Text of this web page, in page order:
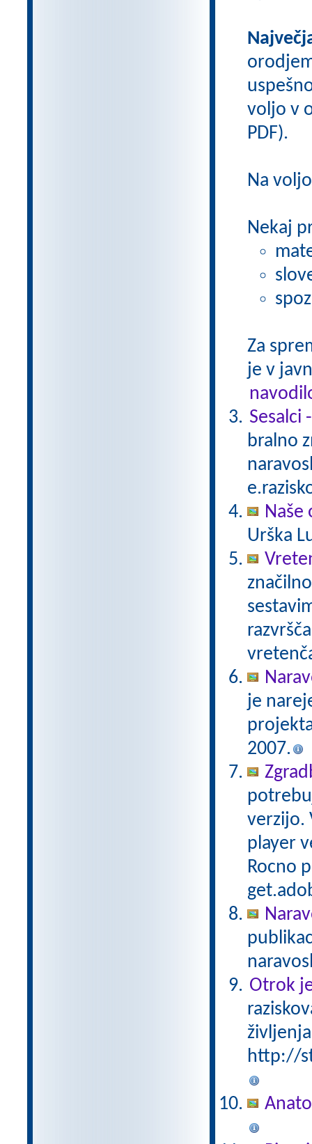
voljo v
PDF).
Na
Nekaj
Za
je v
Sesalci
bralno
Naše
Urška
je
2007.
verzijo.
player
Rocno
Otrok
http://